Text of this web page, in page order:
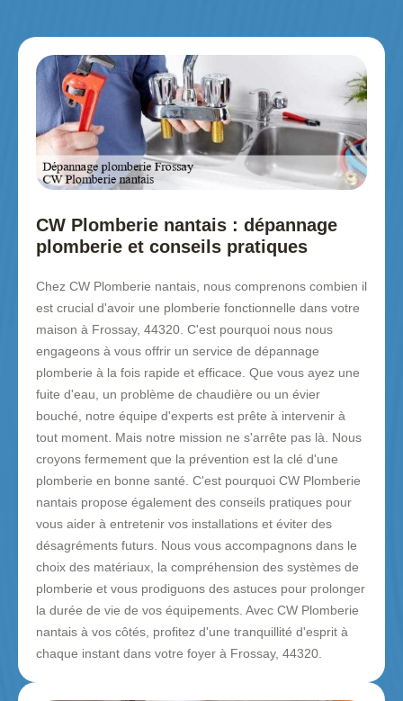
CW Plomberie nantais : dépannage
plomberie et conseils pratiques
Chez CW Plomberie nantais, nous comprenons combien il
est crucial d'avoir une plomberie fonctionnelle dans votre
maison à Frossay, 44320. C'est pourquoi nous nous
engageons à vous offrir un service de dépannage
plomberie à la fois rapide et efficace. Que vous ayez une
fuite d'eau, un problème de chaudière ou un évier
bouché, notre équipe d'experts est prête à intervenir à
tout moment. Mais notre mission ne s'arrête pas là. Nous
croyons fermement que la prévention est la clé d'une
plomberie en bonne santé. C'est pourquoi CW Plomberie
nantais propose également des conseils pratiques pour
vous aider à entretenir vos installations et éviter des
désagréments futurs. Nous vous accompagnons dans le
choix des matériaux, la compréhension des systèmes de
plomberie et vous prodiguons des astuces pour prolonger
la durée de vie de vos équipements. Avec CW Plomberie
nantais à vos côtés, profitez d'une tranquillité d'esprit à
chaque instant dans votre foyer à Frossay, 44320.